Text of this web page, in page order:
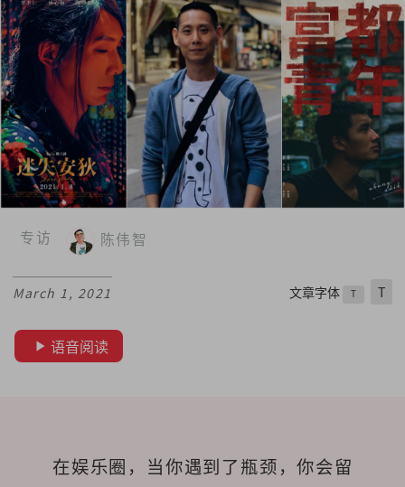
专访 陈伟智
March 1, 2021 文章字体 T T
语音阅读
在娱乐圈，当你遇到了瓶颈，你会留